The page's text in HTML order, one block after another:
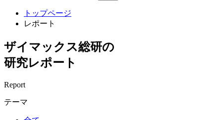
トップページ
レポート
ザイマックス総研の
研究レポート
Report
テーマ